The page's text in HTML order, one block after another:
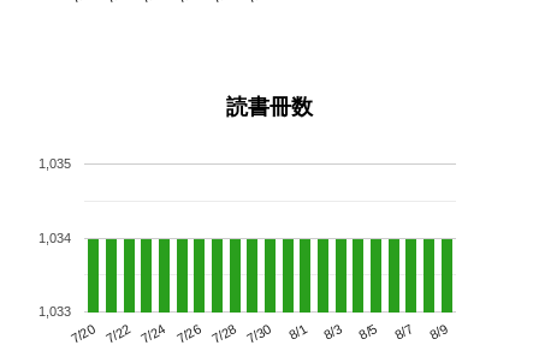
読書冊数
7/20 7/22 7/24 7/26 7/28 7/30 8/1 8/3 8/5 8/7 8/9
1,033
1,034
1,035